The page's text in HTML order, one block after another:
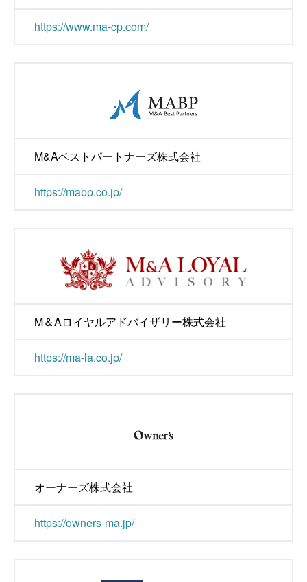
https://www.ma-cp.com/
M&Aベストパートナーズ株式会社
https://mabp.co.jp/
M＆Aロイヤルアドバイザリー株式会社
https://ma-la.co.jp/
オーナーズ株式会社
https://owners-ma.jp/